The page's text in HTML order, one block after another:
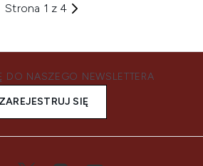
Strona 1 z 4
DO NASZEGO NEWSLETTERA
ZAREJESTRUJ SIĘ